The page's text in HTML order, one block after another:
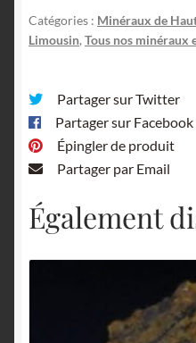
Limousin.
Catégories : Minéraux de
Limousin, Tous nos minéraux
Partager sur Twitter
Partager sur Facebook
Épingler de produit
Partager par Email
Également